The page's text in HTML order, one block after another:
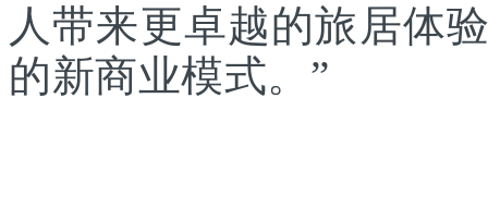
人带来更卓越的旅居体
的新商业模式。”